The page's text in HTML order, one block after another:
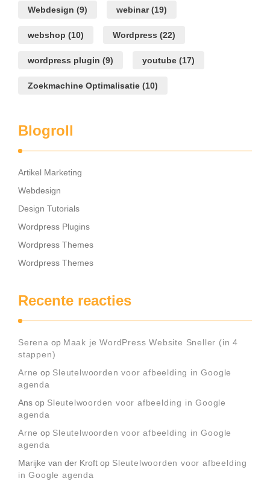
Webdesign (9) webinar(19)
webshop (10) Wordpress (22)
wordpress plugin (9) youtube (17)
Zoekmachine Optimalisatie (10)
Blogroll
Artikel Marketing
Webdesign
Design Tutorials
Wordpress Plugins
Wordpress Themes
Wordpress Themes
Recente reacties
Serena op Maak je WordPress Website Sneller (in 4
stappen)
Arne op Sleutelwoorden voor afbeelding in Google
agenda
Ans op Sleutelwoorden voor afbeelding in Google
agenda
Arne op Sleutelwoorden voor afbeelding in Google
agenda
Marijke van der Kroft op Sleutelwoorden voor afbeelding
in Google agenda